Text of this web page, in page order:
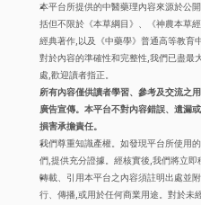
本平台所提供的中醫藥理內容來源於公
括但不限於《本草綱目》、《神農本草
經典著作,以及《中藥學》普通高等教育
對於內容的準確性和完整性,我們已盡最
處,歡迎讀者指正。
所有內容僅供讀者學習、參考及交流之
廣告宣傳。本平台不對內容錯誤、遺漏
損害承擔責任。
我們尊重知識產權。如發現平台所使用
們,提供充分證據。經核實後,我們將立即
轉載、引用本平台之內容須註明出處並
行、傳播,或用於任何商業用途。對於未